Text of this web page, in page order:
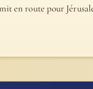
en route pour